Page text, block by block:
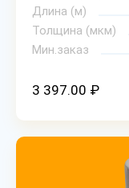
Длина (м)
Толщина (мкм)
Мин.заказ
3 397.00 ₽